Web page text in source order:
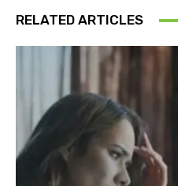
RELATED ARTICLES